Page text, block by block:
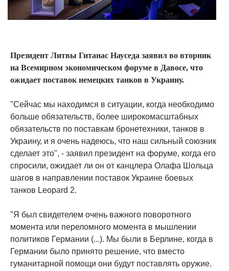
Президент Литвы Гитанас Науседа заявил во вторник
на Всемирном экономическом форуме в Давосе, что
ожидает поставок немецких танков в Украину.
"Сейчас мы находимся в ситуации, когда необходимо
больше обязательств, более широкомасштабных
обязательств по поставкам бронетехники, танков в
Украину, и я очень надеюсь, что наш сильный союзник
сделает это", - заявил президент на форуме, когда его
спросили, ожидает ли он от канцлера Олафа Шольца
шагов в направлении поставок Украине боевых
танков Leopard 2.
"Я был свидетелем очень важного поворотного
момента или переломного момента в мышлении
политиков Германии (...). Мы были в Берлине, когда в
Германии было принято решение, что вместо
гуманитарной помощи они будут поставлять оружие.